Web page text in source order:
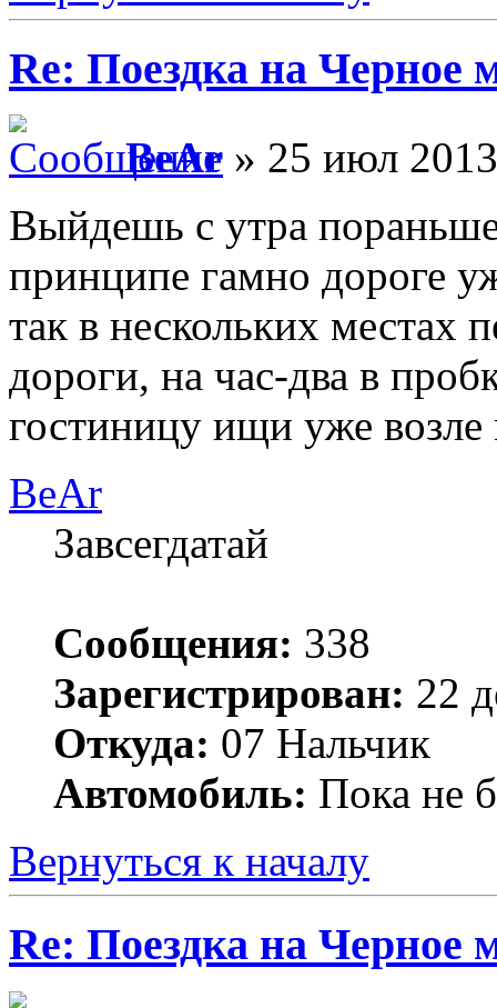
Re: Поездка на Черное
BeAr » 25 июл
Выйдешь с утра
принципе гамно дороге
так в нескольких местах
дороги, на час-два в
гостиницу ищи уже
BeAr
Завсегдатай
Сообщения: 338
Зарегистрирован: 22
Откуда: 07 Нальчик
Автомобиль: Пока не
Вернуться к началу
Re: Поездка на Черное